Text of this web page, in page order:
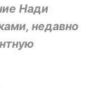
Нади
недавно